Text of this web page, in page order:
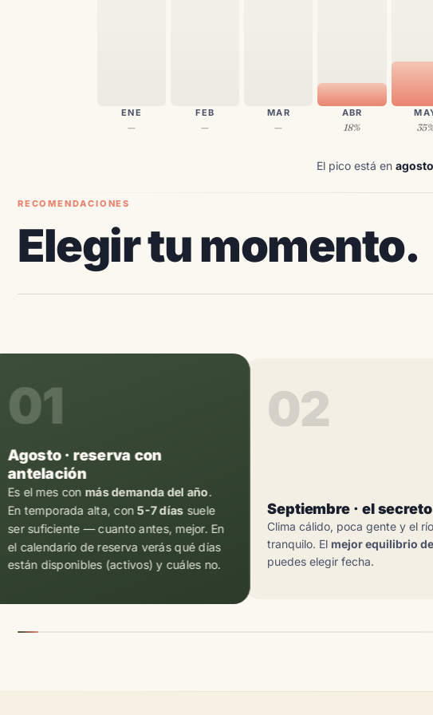
ENE
—
FEB
—
MAR
—
ABR
18%
El pico está en agosto
RECOMENDACIONES
Elegir tu momento.
01
Agosto · reserva con
antelación
Es el mes con más demanda del año.
En temporada alta, con 5-7 días suele
ser suficiente — cuanto antes, mejor. En
el calendario de reserva verás qué días
están disponibles (activos) y cuáles no.
02
Septiembre · el secreto
Clima cálido, poca gente y el río
tranquilo. El mejor equilibrio
puedes elegir fecha.